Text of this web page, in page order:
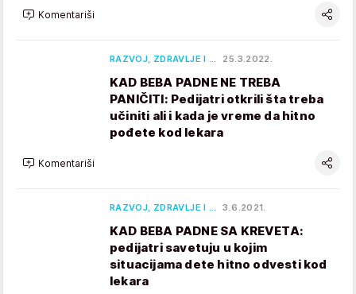
Komentariši
RAZVOJ, ZDRAVLJE I … 25.3.2022.
KAD BEBA PADNE NE TREBA
PANIČITI: Pedijatri otkrili šta treba
učiniti ali i kada je vreme da hitno
pođete kod lekara
Komentariši
RAZVOJ, ZDRAVLJE I … 3.6.2021.
KAD BEBA PADNE SA KREVETA:
pedijatri savetuju u kojim
situacijama dete hitno odvesti kod
lekara